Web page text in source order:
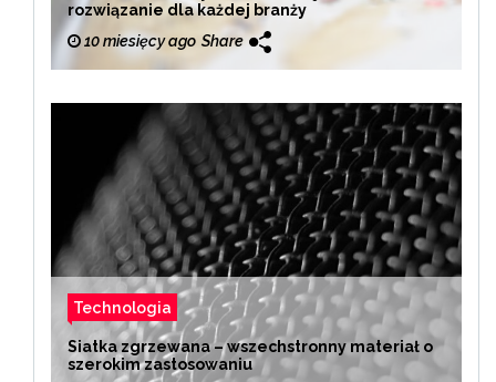
rozwiązanie dla każdej branży
10 miesięcy ago Share
Technologia
Siatka zgrzewana – wszechstronny materiał o
szerokim zastosowaniu